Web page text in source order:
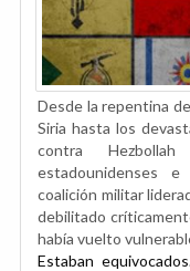
Desde la repentina
Siria hasta los
contra
estadounidenses
coalición militar
debilitado
había vuelto
Estaban